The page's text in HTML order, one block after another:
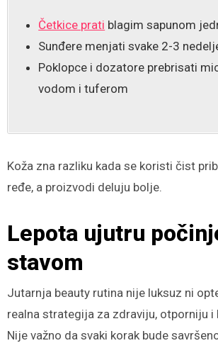
Četkice prati blagim sapunom
Sunđere menjati svake 2-3
Poklopce i dozatore prebrisati
vodom i tuferom
Koža zna razliku kada se koristi čist
ređe, a proizvodi deluju bolje.
Lepota ujutru
stavom
Jutarnja beauty rutina nije luksuz ni
realna strategija za zdraviju, otporniju i
Nije važno da svaki korak bude